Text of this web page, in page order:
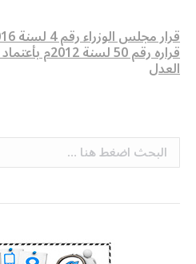
قراره رقم 50
العدل
Search: